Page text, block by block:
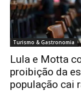
Turismo & Gastronomia
Lula e Motta
proibição da
população cai